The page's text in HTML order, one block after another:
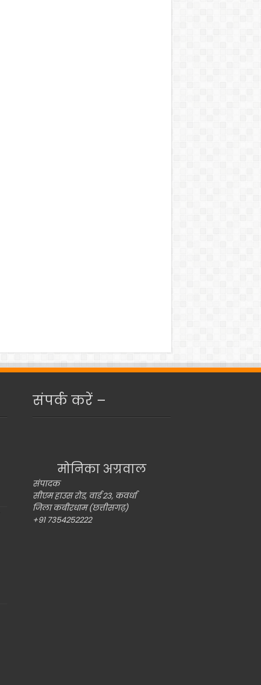
संपर्क करें –
मोनिका अग्रवाल
संपादक
सीएम हाउस रोड, वार्ड 23, कवर्धा
जिला कबीरधाम (छत्तीसगढ़)
+91 7354252222